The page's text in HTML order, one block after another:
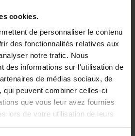
cookies.
de personnaliser le contenu
des fonctionnalités relatives aux
notre trafic. Nous
des informations sur l'utilisation de
de médias sociaux, de
qui peuvent combiner celles-ci
que vous leur avez fournies
lors de votre utilisation de leurs
le produit
M720s est un ordinateur
conçu pour un usage
quotidien. Il intègre un
Core i5 de 8e génération,
mémoire vive et un stockage
une utilisation fluide des